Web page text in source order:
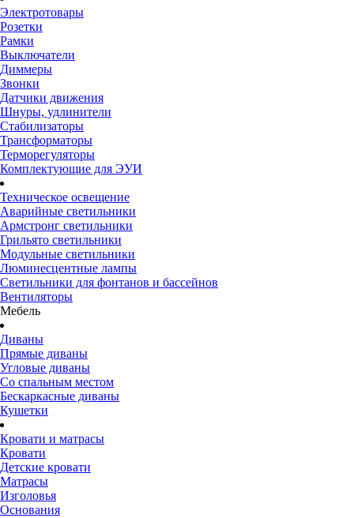
Электротовары
Розетки
Рамки
Выключатели
Диммеры
Звонки
Датчики движения
Шнуры, удлинители
Стабилизаторы
Трансформаторы
Терморегуляторы
Комплектующие для ЭУИ
Техническое освещение
Аварийные светильники
Армстронг светильники
Грильято светильники
Модульные светильники
Люминесцентные лампы
Светильники для фонтанов и бассейнов
Вентиляторы
Мебель
Диваны
Прямые диваны
Угловые диваны
Со спальным местом
Бескаркасные диваны
Кушетки
Кровати и матрасы
Кровати
Детские кровати
Матрасы
Изголовья
Основания